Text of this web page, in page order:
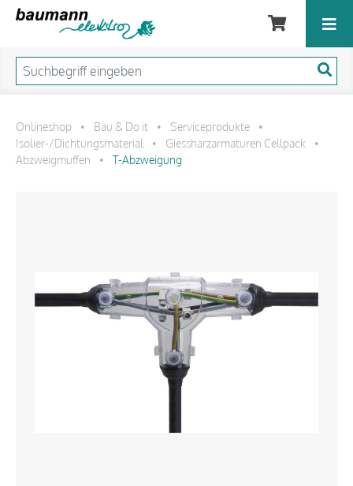
Onlineshop • Bau & Do it • Serviceprodukte
•
Isolier-/Dichtungsmaterial
• Giessharzarmaturen Cellpack
•
Abzweigmuffen
• T-Abzweigung